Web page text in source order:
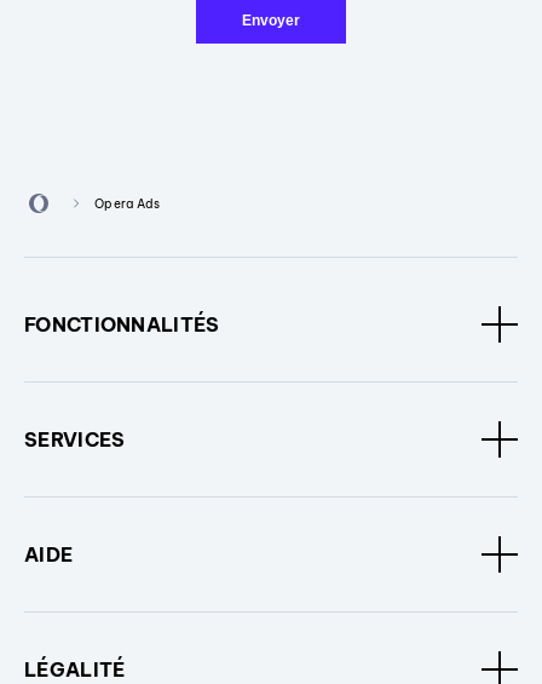
Envoyer
Opera Ads
FONCTIONNALITÉS
SERVICES
AIDE
LÉGALITÉ